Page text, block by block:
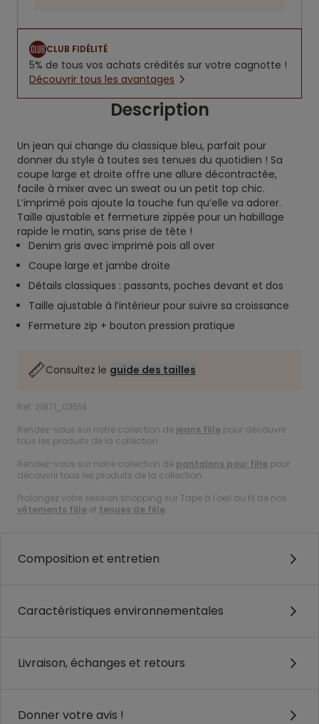
CLUB FIDÉLITÉ
5% de tous vos achats crédités sur votre cagnotte !
Découvrir tous les avantages
Description
Un jean qui change du classique bleu, parfait pour
donner du style à toutes ses tenues du quotidien ! Sa
coupe large et droite offre une allure décontractée,
facile à mixer avec un sweat ou un petit top chic.
L’imprimé pois ajoute la touche fun qu’elle va adorer.
Taille ajustable et fermeture zippée pour un habillage
rapide le matin, sans prise de tête !
Denim gris avec imprimé pois all over
Coupe large et jambe droite
Détails classiques : passants, poches devant et dos
Taille ajustable à l’intérieur pour suivre sa croissance
Fermeture zip + bouton pression pratique
Consultez le guide des tailles
Ref. 21871_03514
Rendez-vous sur notre collection de jeans fille pour découvrir
tous les produits de la collection.
Rendez-vous sur notre collection de pantalons pour fille pour
découvrir tous les produits de la collection.
Prolongez votre session shopping sur Tape à l'oeil au fil de nos
vêtements fille et tenues de fille.
Composition et entretien
Caractéristiques environnementales
Livraison, échanges et retours
Donner votre avis !